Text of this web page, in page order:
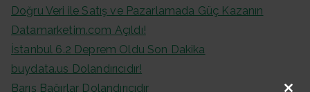
Doğru Veri ile Satış ve Pazarlamada Güç Kazanın
Datamarketim.com Açıldı!
İstanbul 6.2 Deprem Oldu Son Dakika
buydata.us Dolandırıcıdır!
Barış Bağırlar Dolandırıcıdır